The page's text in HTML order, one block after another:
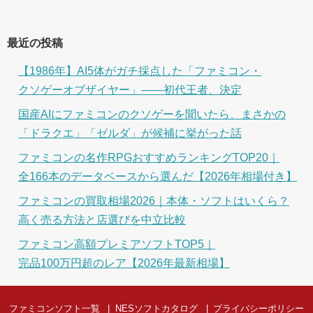
最近の投稿
【1986年】AI5体がガチ採点した「ファミコン・
クソゲーオブザイヤー」――初代王者、決定
国産AIにファミコンのクソゲーを聞いたら、まさかの
「ドラクエ」「ゼルダ」が候補に挙がった話
ファミコンの名作RPGおすすめランキングTOP20｜
全166本のデータベースから選んだ【2026年相場付き】
ファミコンの買取相場2026｜本体・ソフトはいくら？
高く売る方法と店選びを中立比較
ファミコン高額プレミアソフトTOP5｜
完品100万円超のレア【2026年最新相場】
ファミコンソフト一覧 NESソフトカタログ プライバシーポリシー